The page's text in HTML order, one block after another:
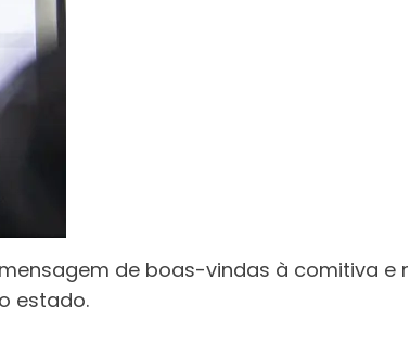
de boas-vindas à comitiva e
estado.